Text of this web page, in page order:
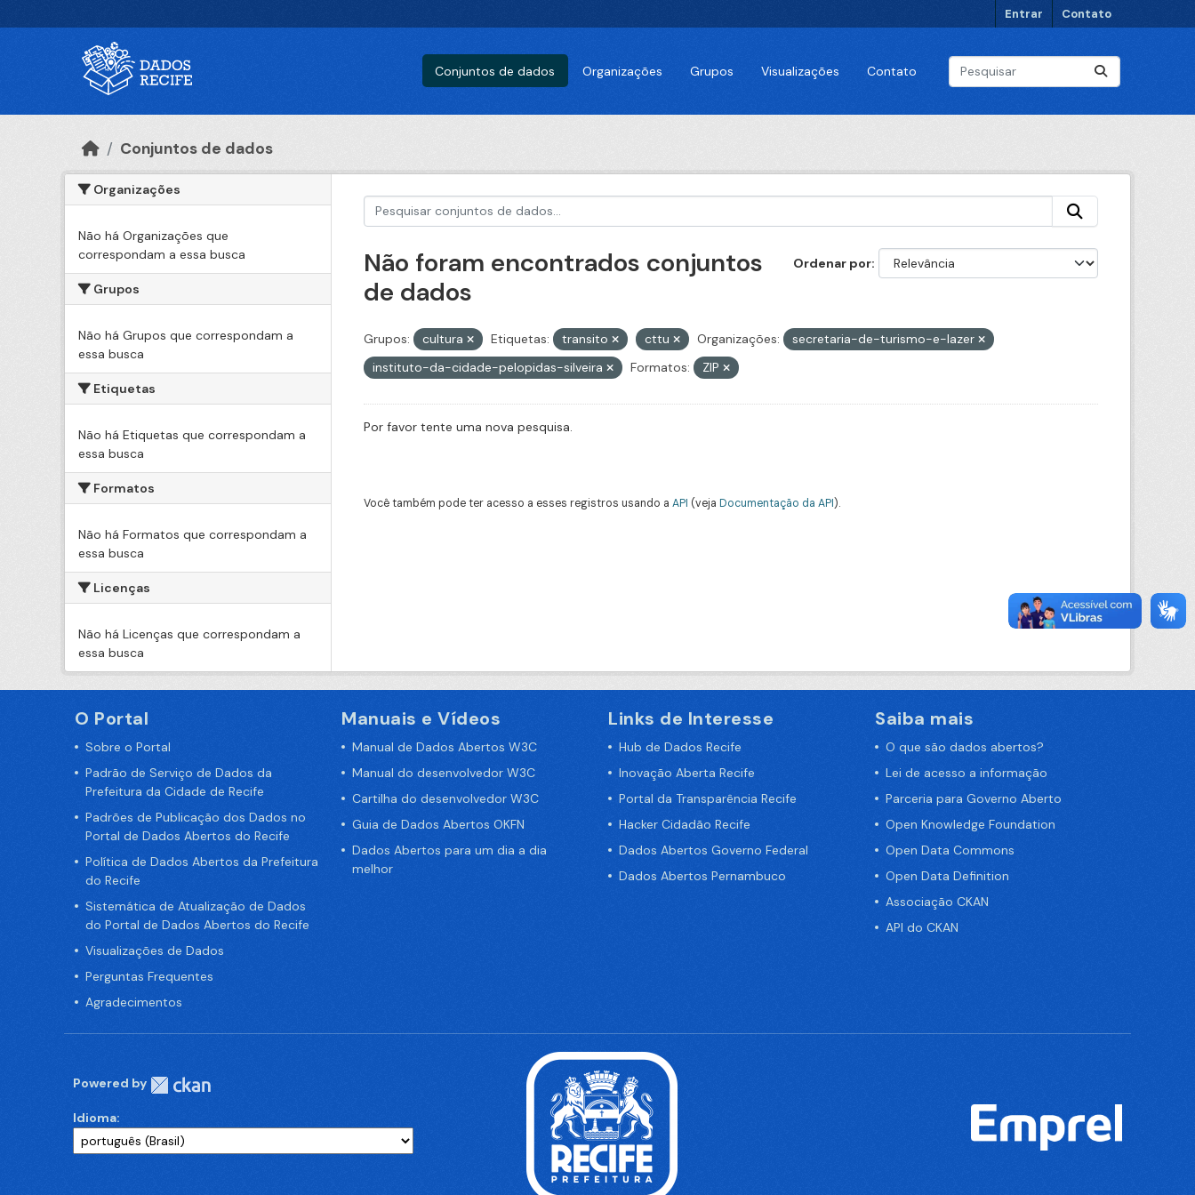
Entrar Contato
Conjuntos de dados Organizações Grupos Visualizações Contato
Conjuntos de dados
Organizações
Não há Organizações que
correspondam a essa busca
Grupos
Não há Grupos que correspondam a
essa busca
Etiquetas
Não há Etiquetas que correspondam a
essa busca
Formatos
Não há Formatos que correspondam a
essa busca
Licenças
Não há Licenças que correspondam a
essa busca
Ordenar por
Não foram encontrados conjuntos
de dados
Grupos: cultura Etiquetas: transito cttu Organizações:
secretaria-de-turismo-e-lazer
instituto-da-cidade-pelopidas-silveira
Formatos: ZIP
Por favor tente uma nova pesquisa.
Você também pode ter acesso a esses registros usando a API (veja Documentação da API).
O Portal
Sobre o Portal
Padrão de Serviço de Dados da
Prefeitura da Cidade de Recife
Padrões de Publicação dos Dados no
Portal de Dados Abertos do Recife
Política de Dados Abertos da Prefeitura
do Recife
Sistemática de Atualização de Dados
do Portal de Dados Abertos do Recife
Visualizações de Dados
Perguntas Frequentes
Agradecimentos
Manuais e Vídeos
Manual de Dados Abertos W3C
Manual do desenvolvedor W3C
Cartilha do desenvolvedor W3C
Guia de Dados Abertos OKFN
Dados Abertos para um dia a dia
melhor
Links de Interesse
Hub de Dados Recife
Inovação Aberta Recife
Portal da Transparência Recife
Hacker Cidadão Recife
Dados Abertos Governo Federal
Dados Abertos Pernambuco
Saiba mais
O que são dados abertos?
Lei de acesso a informação
Parceria para Governo Aberto
Open Knowledge Foundation
Open Data Commons
Open Data Definition
Associação CKAN
API do CKAN
Powered by
Idioma